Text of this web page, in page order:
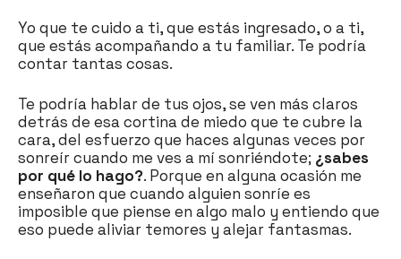
Yo que te cuido a ti, que estás ingresado, o a ti,
que estás acompañando a tu familiar. Te podría
contar tantas cosas.
Te podría hablar de tus ojos, se ven más claros
detrás de esa cortina de miedo que te cubre la
cara, del esfuerzo que haces algunas veces por
sonreír cuando me ves a mí sonriéndote; ¿sabes
por qué lo hago?. Porque en alguna ocasión me
enseñaron que cuando alguien sonríe es
imposible que piense en algo malo y entiendo que
eso puede aliviar temores y alejar fantasmas.